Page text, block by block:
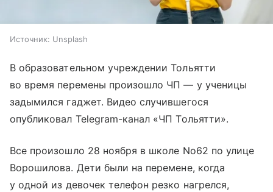
Источник: Unsplash
В образовательном учреждении Тольятти
во время перемены произошло ЧП — у ученицы
задымился гаджет. Видео случившегося
опубликовал Telegram-канал «ЧП Тольятти».
Все произошло 28 ноября в школе No62 по улице
Ворошилова. Дети были на перемене, когда
у одной из девочек телефон резко нагрелся,